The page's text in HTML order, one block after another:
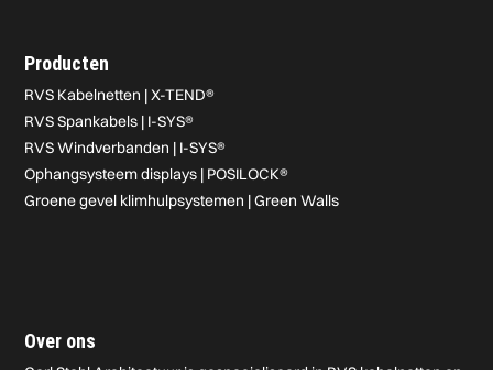
Producten
RVS Kabelnetten | X-TEND®
RVS Spankabels | I-SYS®
RVS Windverbanden | I-SYS®
Ophangsysteem displays | POSILOCK®
Groene gevel klimhulpsystemen | Green Walls
Over ons